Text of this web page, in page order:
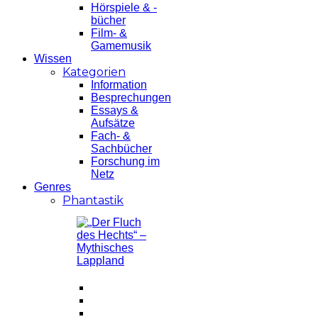
Hörspiele & -
bücher
Film- &
Gamemusik
Wissen
Kategorien
Information
Besprechungen
Essays &
Aufsätze
Fach- &
Sachbücher
Forschung im
Netz
Genres
Phantastik